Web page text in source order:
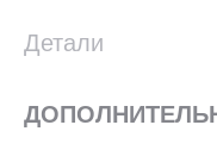
Детали